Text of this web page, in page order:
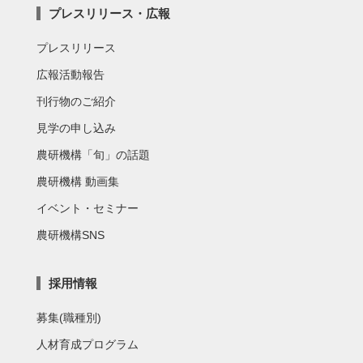
プレスリリース・広報
プレスリリース
広報活動報告
刊行物のご紹介
見学の申し込み
農研機構「旬」の話題
農研機構 動画集
イベント・セミナー
農研機構SNS
採用情報
募集(職種別)
人材育成プログラム